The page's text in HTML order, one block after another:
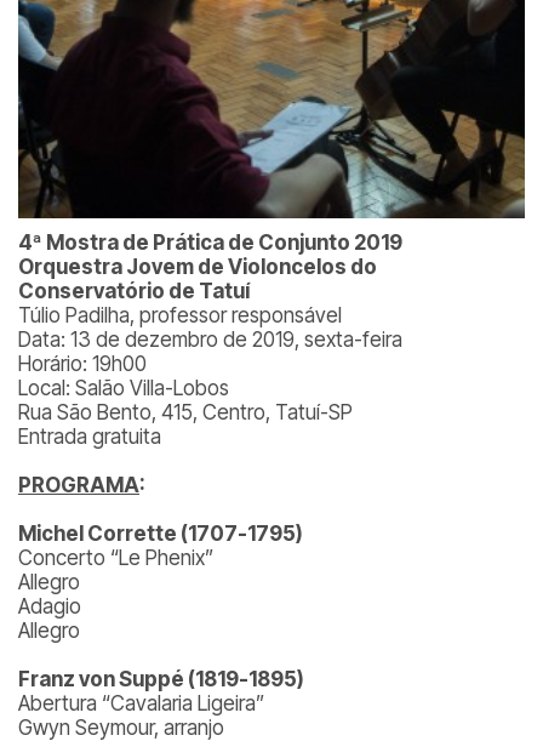
4ª Mostra de Prática de Conjunto 2019
Orquestra Jovem de Violoncelos do
Conservatório de Tatuí
Túlio Padilha, professor responsável
Data: 13 de dezembro de 2019, sexta-feira
Horário: 19h00
Local: Salão Villa-Lobos
Rua São Bento, 415, Centro, Tatuí-SP
Entrada gratuita
PROGRAMA:
Michel Corrette (1707-1795)
Concerto “Le Phenix”
Allegro
Adagio
Allegro
Franz von Suppé (1819-1895)
Abertura “Cavalaria Ligeira”
Gwyn Seymour, arranjo